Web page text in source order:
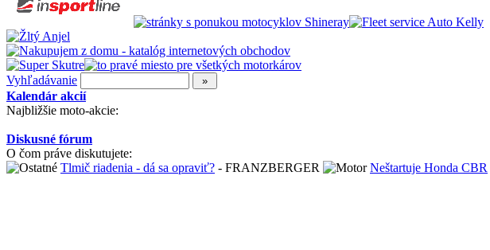
Vyhľadávanie
Kalendár akcií
Najbližšie moto-akcie:
Diskusné fórum
O čom práve diskutujete:
Tlmič riadenia - dá sa opraviť? - FRANZBERGER Neštartuje Honda CBR